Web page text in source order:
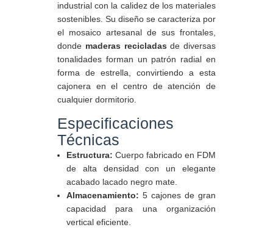
industrial con la calidez de los materiales
sostenibles. Su diseño se caracteriza por
el mosaico artesanal de sus frontales,
donde maderas recicladas de diversas
tonalidades forman un patrón radial en
forma de estrella, convirtiendo a esta
cajonera en el centro de atención de
cualquier dormitorio.
Especificaciones
Técnicas
Estructura: Cuerpo fabricado en FDM
de alta densidad con un elegante
acabado lacado negro mate.
Almacenamiento: 5 cajones de gran
capacidad para una organización
vertical eficiente.